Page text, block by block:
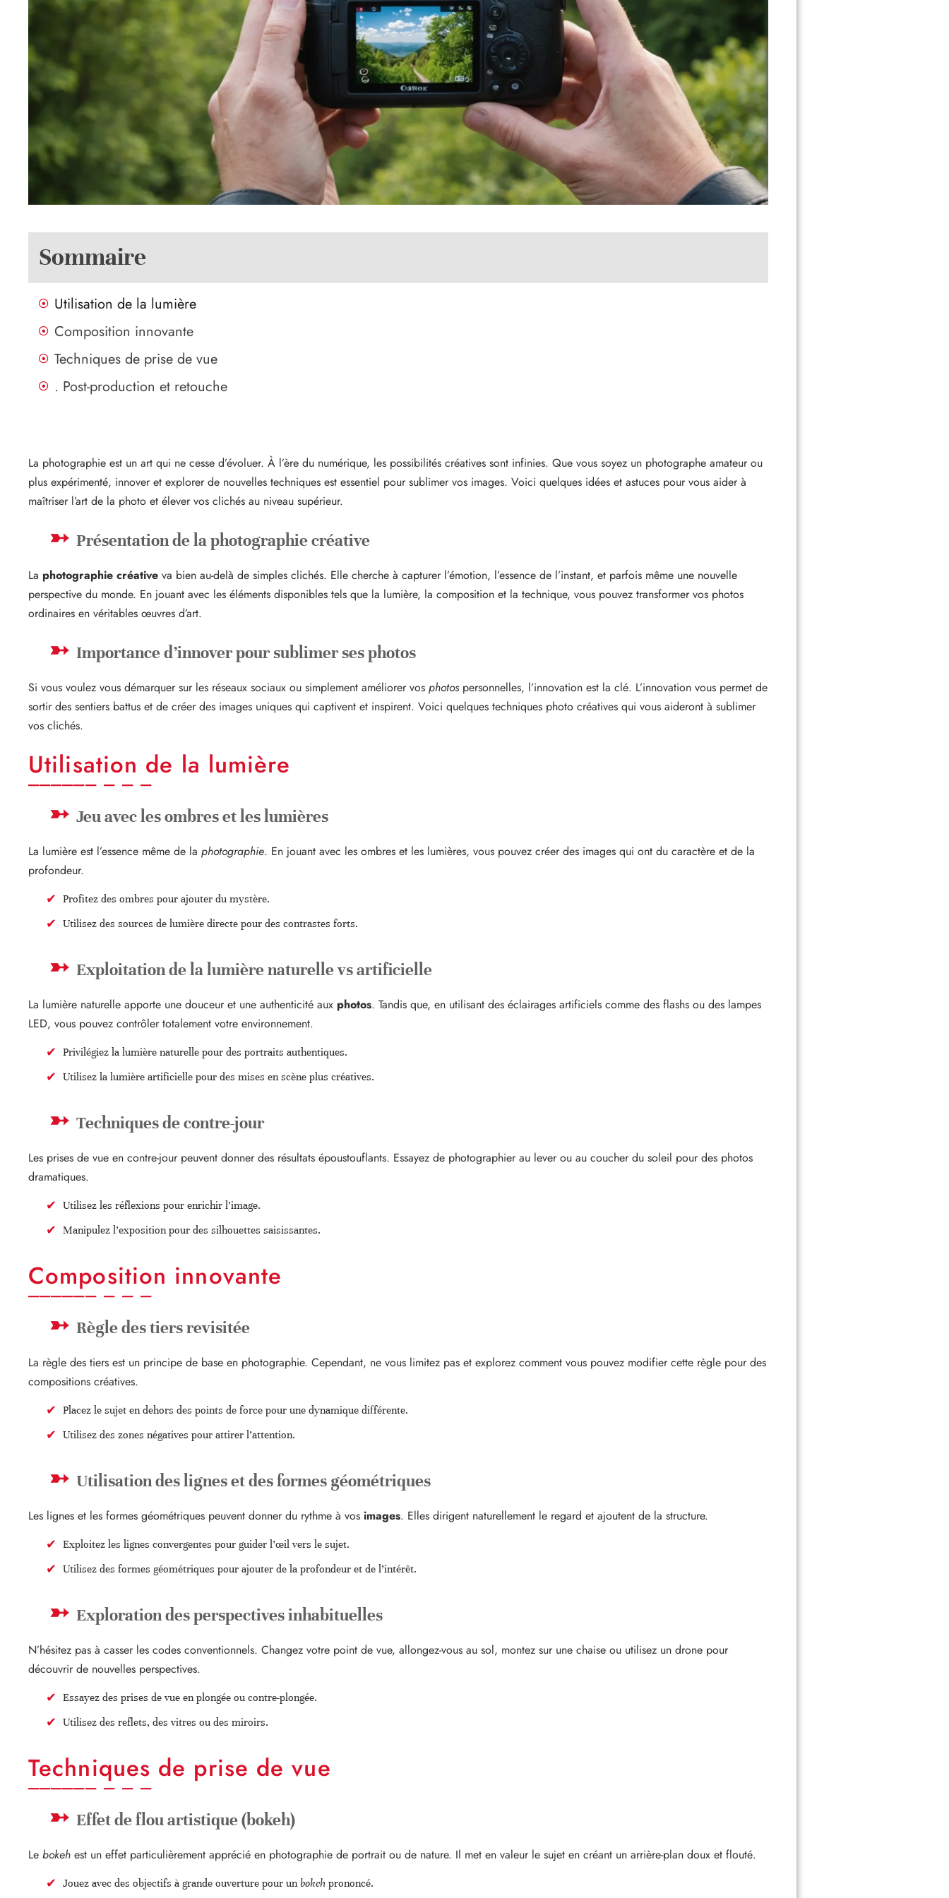
Sommaire
Utilisation de la lumière
Composition innovante
Techniques de prise de vue
. Post-production et retouche
La photographie est un art qui ne cesse d’évoluer. À l’ère du numérique, les possibilités créatives sont infinies. Que vous soyez un photographe amateur ou
plus expérimenté, innover et explorer de nouvelles techniques est essentiel pour sublimer vos images. Voici quelques idées et astuces pour vous aider à
maîtriser l’art de la photo et élever vos clichés au niveau supérieur.
Présentation de la photographie créative
La photographie créative va bien au-delà de simples clichés. Elle cherche à capturer l’émotion, l’essence de l’instant, et parfois même une nouvelle
perspective du monde. En jouant avec les éléments disponibles tels que la lumière, la composition et la technique, vous pouvez transformer vos photos
ordinaires en véritables œuvres d’art.
Importance d’innover pour sublimer ses photos
Si vous voulez vous démarquer sur les réseaux sociaux ou simplement améliorer vos photos personnelles, l’innovation est la clé. L’innovation vous permet de
sortir des sentiers battus et de créer des images uniques qui captivent et inspirent. Voici quelques techniques photo créatives qui vous aideront à sublimer
vos clichés.
Utilisation de la lumière
Jeu avec les ombres et les lumières
La lumière est l’essence même de la photographie. En jouant avec les ombres et les lumières, vous pouvez créer des images qui ont du caractère et de la
profondeur.
Profitez des ombres pour ajouter du mystère.
Utilisez des sources de lumière directe pour des contrastes forts.
Exploitation de la lumière naturelle vs artificielle
La lumière naturelle apporte une douceur et une authenticité aux photos. Tandis que, en utilisant des éclairages artificiels comme des flashs ou des lampes
LED, vous pouvez contrôler totalement votre environnement.
Privilégiez la lumière naturelle pour des portraits authentiques.
Utilisez la lumière artificielle pour des mises en scène plus créatives.
Techniques de contre-jour
Les prises de vue en contre-jour peuvent donner des résultats époustouflants. Essayez de photographier au lever ou au coucher du soleil pour des photos
dramatiques.
Utilisez les réflexions pour enrichir l’image.
Manipulez l’exposition pour des silhouettes saisissantes.
Composition innovante
Règle des tiers revisitée
La règle des tiers est un principe de base en photographie. Cependant, ne vous limitez pas et explorez comment vous pouvez modifier cette règle pour des
compositions créatives.
Placez le sujet en dehors des points de force pour une dynamique différente.
Utilisez des zones négatives pour attirer l’attention.
Utilisation des lignes et des formes géométriques
Les lignes et les formes géométriques peuvent donner du rythme à vos images. Elles dirigent naturellement le regard et ajoutent de la structure.
Exploitez les lignes convergentes pour guider l’œil vers le sujet.
Utilisez des formes géométriques pour ajouter de la profondeur et de l’intérêt.
Exploration des perspectives inhabituelles
N’hésitez pas à casser les codes conventionnels. Changez votre point de vue, allongez-vous au sol, montez sur une chaise ou utilisez un drone pour
découvrir de nouvelles perspectives.
Essayez des prises de vue en plongée ou contre-plongée.
Utilisez des reflets, des vitres ou des miroirs.
Techniques de prise de vue
Effet de flou artistique (bokeh)
Le bokeh est un effet particulièrement apprécié en photographie de portrait ou de nature. Il met en valeur le sujet en créant un arrière-plan doux et flouté.
Jouez avec des objectifs à grande ouverture pour un bokeh prononcé.